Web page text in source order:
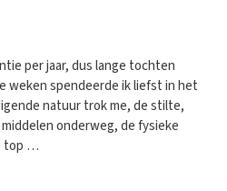
per jaar, dus lange tochten
weken spendeerde ik liefst in het
natuur trok me, de stilte,
onderweg, de fysieke
top …